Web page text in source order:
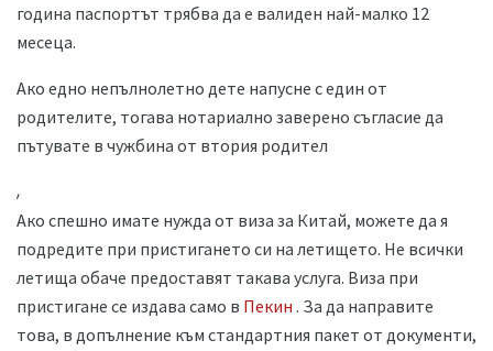
година паспортът трябва да е валиден най-малко 12
месеца.
Ако едно непълнолетно дете напусне с един от
родителите, тогава нотариално заверено съгласие да
пътувате в чужбина от втория родител
,
Ако спешно имате нужда от виза за Китай, можете да я
подредите при пристигането си на летището. Не всички
летища обаче предоставят такава услуга. Виза при
пристигане се издава само в Пекин . За да направите
това, в допълнение към стандартния пакет от документи,